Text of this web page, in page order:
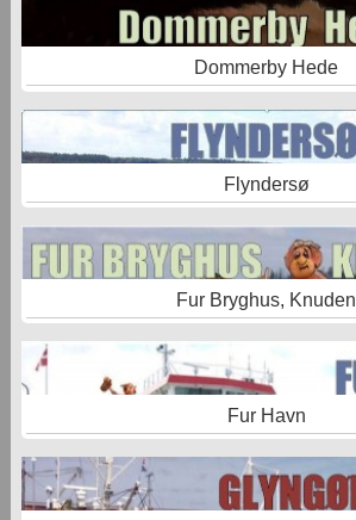
Dommerby Hede
Flyndersø
Fur Bryghus, Knuden
Fur Havn